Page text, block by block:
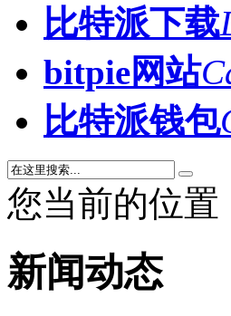
比特派下载
bitpie网站
比特派钱包
您当前的位置
新闻动态